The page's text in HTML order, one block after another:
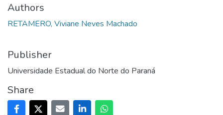
Authors
RETAMERO, Viviane Neves Machado
Publisher
Universidade Estadual do Norte do Paraná
Share